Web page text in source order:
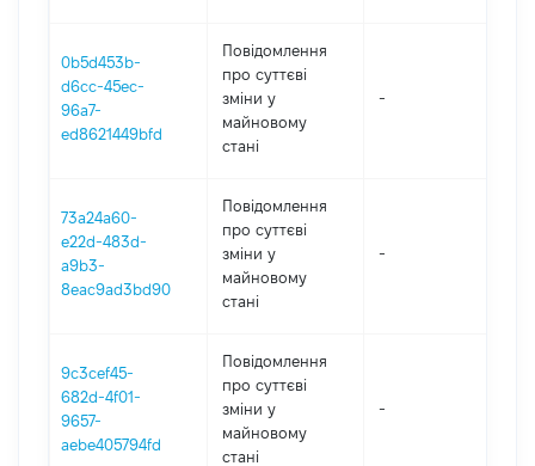
0b5d453b-
d6cc-45ec-
96a7-
ed8621449bfd
Повідомлення
про суттєві
зміни y
майновому
стані
-
73a24a60-
e22d-483d-
a9b3-
8eac9ad3bd90
Повідомлення
про суттєві
зміни y
майновому
стані
-
9c3cef45-
682d-4f01-
9657-
aebe405794fd
Повідомлення
про суттєві
зміни y
майновому
стані
-